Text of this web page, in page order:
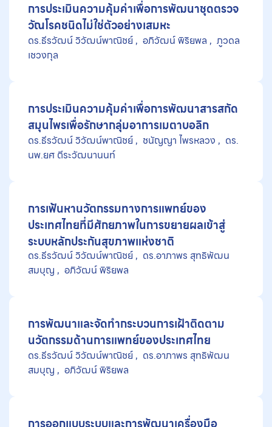
การประเมินความคุ้มค่าเพื่อการพัฒนาชุดตรวจ
วัณโรคชนิดไม่ใช่ตัวอย่างเสมหะ
ดร.ธีรวัฒน์ วิวัฒน์พาณิชย์ อภิวัฒน์ พิริยพล
เชวงกุล
การประเมินความคุ้มค่าเพื่อการพัฒนาสารสกัด
สมุนไพรเพื่อรักษากลุ่มอาการเมตาบอลิก
ดร.ธีรวัฒน์ วิวัฒน์พาณิชย์ ชนัญญา ไพรหลวง
นพ.ยศ ตีระวัฒนานนท์
การเฟ้นหานวัตกรรมทางการแพทย์ของ
ประเทศไทยที่มีศักยภาพในการขยายผลเข้าสู่
ระบบหลักประกันสุขภาพแห่งชาติ
ดร.ธีรวัฒน์ วิวัฒน์พาณิชย์
สมบุญ
อภิวัฒน์ พิริยพล
การพัฒนาและจัดทำกระบวนการเฝ้าติดตาม
นวัตกรรมด้านการแพทย์ของประเทศไทย
ดร.ธีรวัฒน์ วิวัฒน์พาณิชย์
สมบุญ
อภิวัฒน์ พิริยพล